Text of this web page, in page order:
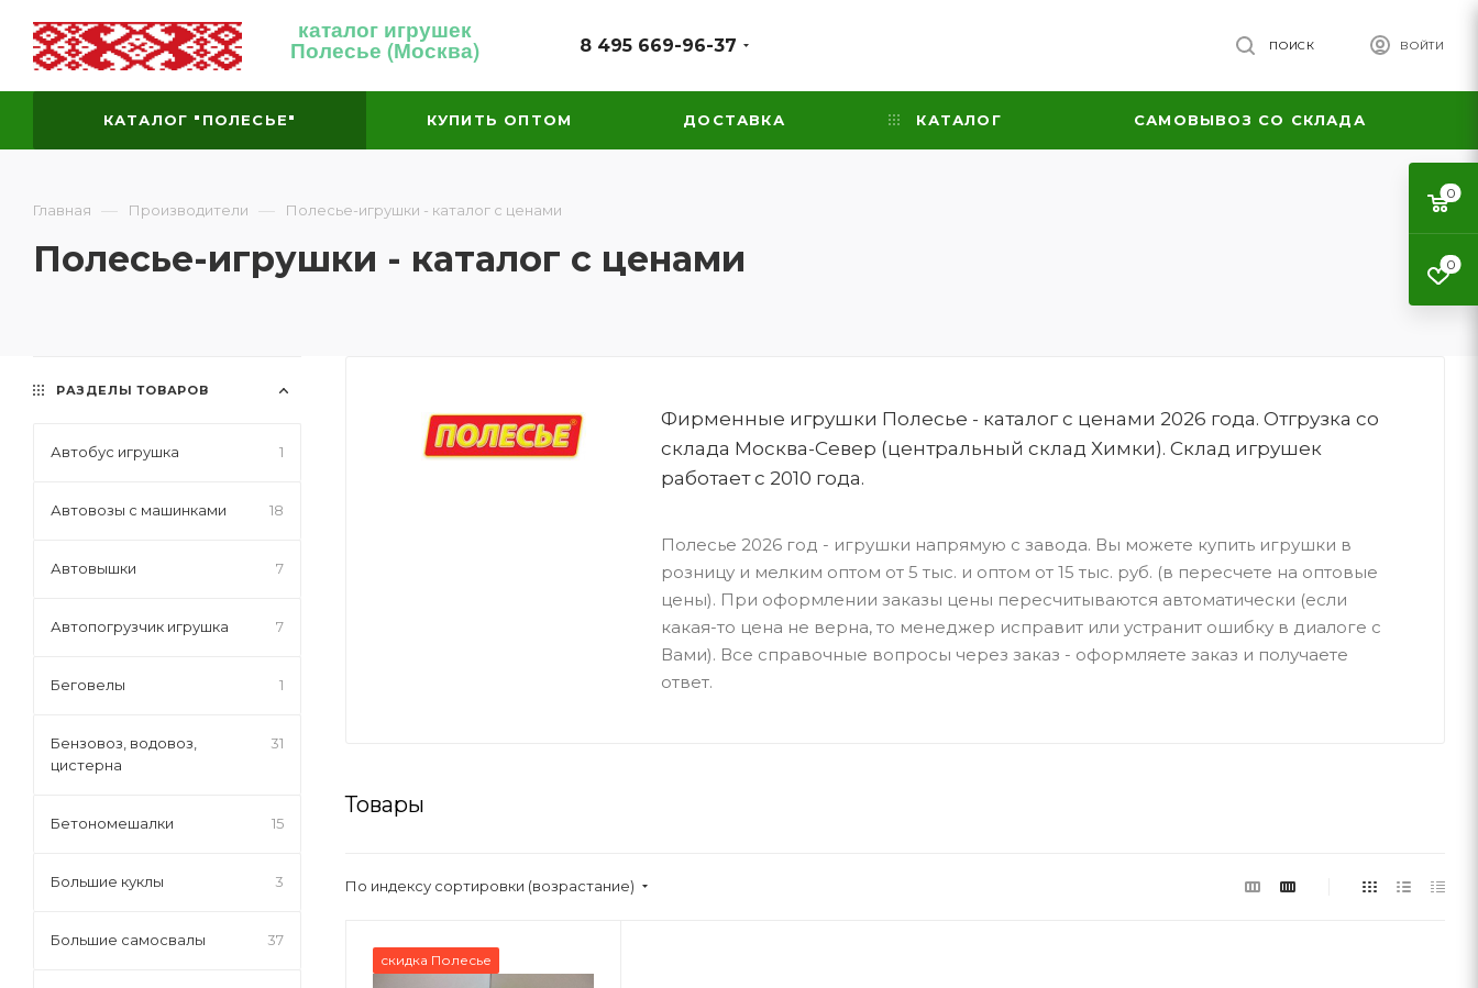
каталог игрушек
Полесье (Москва) 8 495 669-96-37 ВОЙТИ
ПОИСК
КАТАЛОГ "ПОЛЕСЬЕ" КУПИТЬ ОПТОМ ДОСТАВКА КАТАЛОГ САМОВЫВОЗ СО СКЛАДА
Главная — Производители — Полесье-игрушки - каталог с ценами
Полесье-игрушки - каталог с ценами
Фирменные игрушки Полесье - каталог с ценами 2026 года. Отгрузка со
склада Москва-Север (центральный склад Химки). Склад игрушек
работает с 2010 года.
Полесье 2026 год - игрушки напрямую с завода. Вы можете купить игрушки в
розницу и мелким оптом от 5 тыс. и оптом от 15 тыс. руб. (в пересчете на оптовые
цены). При оформлении заказы цены пересчитываются автоматически (если
какая-то цена не верна, то менеджер исправит или устранит ошибку в диалоге с
Вами). Все справочные вопросы через заказ - оформляете заказ и получаете
ответ.
Товары
По индексу сортировки (возрастание)
скидка Полесье
РАЗДЕЛЫ ТОВАРОВ
Автобус игрушка 1
Автовозы с машинками 18
Автовышки 7
Автопогрузчик игрушка 7
Беговелы 1
Бензовоз, водовоз,
цистерна
31
Бетономешалки 15
Большие куклы 3
Большие самосвалы 37
0
0